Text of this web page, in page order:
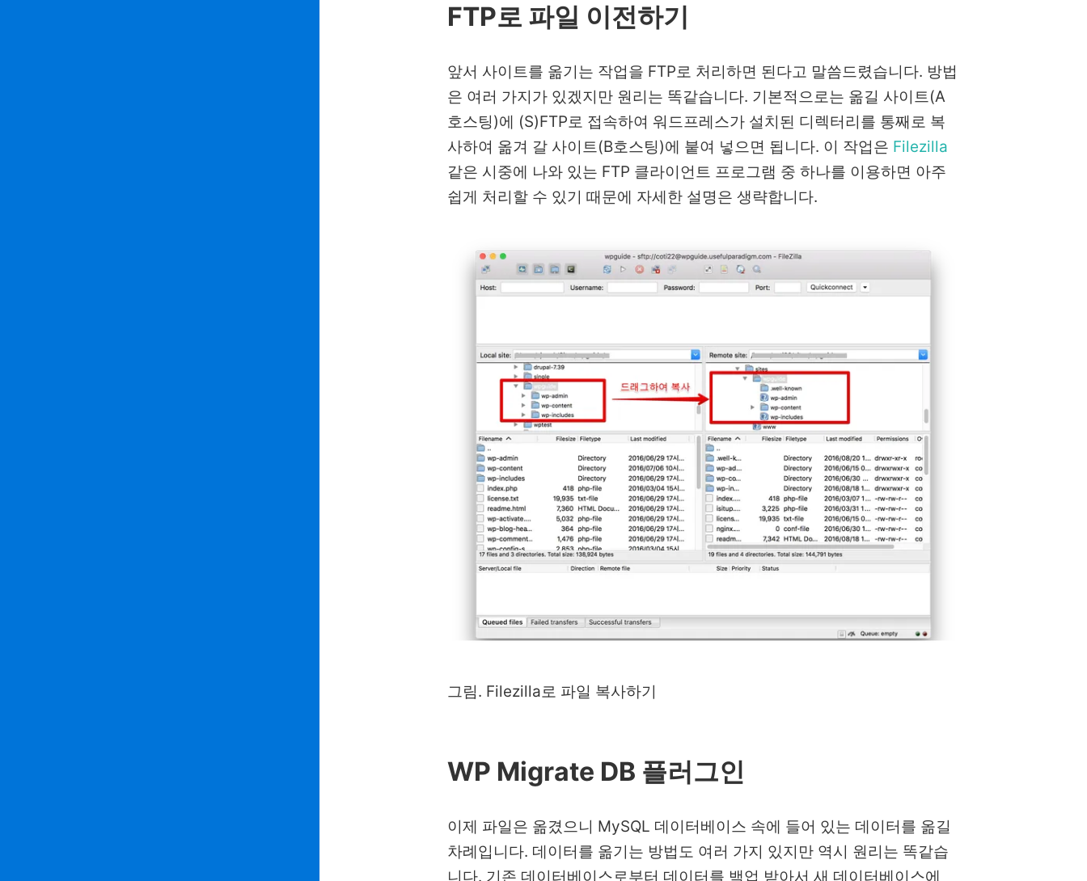
FTP로 파일 이전하기
앞서 사이트를 옮기는 작업을 FTP로 처리하면 된다고 말씀드렸습니다. 방법
은 여러 가지가 있겠지만 원리는 똑같습니다. 기본적으로는 옮길 사이트(A
호스팅)에 (S)FTP로 접속하여 워드프레스가 설치된 디렉터리를 통째로 복
사하여 옮겨 갈 사이트(B호스팅)에 붙여 넣으면 됩니다. 이 작업은 Filezilla
같은 시중에 나와 있는 FTP 클라이언트 프로그램 중 하나를 이용하면 아주
쉽게 처리할 수 있기 때문에 자세한 설명은 생략합니다.
그림. Filezilla로 파일 복사하기
WP Migrate DB 플러그인
이제 파일은 옮겼으니 MySQL 데이터베이스 속에 들어 있는 데이터를 옮길
차례입니다. 데이터를 옮기는 방법도 여러 가지 있지만 역시 원리는 똑같습
니다. 기존 데이터베이스로부터 데이터를 백업 받아서 새 데이터베이스에